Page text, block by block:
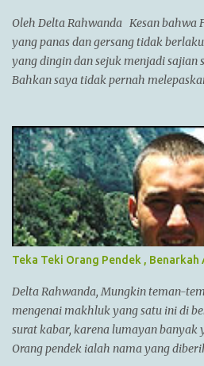
(Irak),dan dia memperluas batas2
Punjab,India. Menurut AlQuran,
mengunjungi China dan membantu
China Alexander menyatukan ban...
Oleh Delta Rahwanda Kesan bahwa
yang panas dan gersang tidak
yang dingin dan sejuk menjadi sajian
Bahkan saya tidak pernah
seperti Ruteng, Maumere, Ende dan
di antara bukit-bukit dan gunung
layaknya kota Bandung di Jawa
tergolong sangat mudah. Jika kita
bisa menuju Bajawa dengan pesawat
darat, kita bisa menuju Bajawa
memakan waktu cukup lama sekitar
Bajawa sendiri berasal dari kata
sebuah kampung terbesar dari tujuh
barat kota Bajawa. Tujuh kampung
...
Teka Teki Orang Pendek , Benarkah
Delta Rahwanda, Mungkin teman-
mengenai makhluk yang satu ini di
surat kabar, karena lumayan banyak
Orang pendek ialah nama yang